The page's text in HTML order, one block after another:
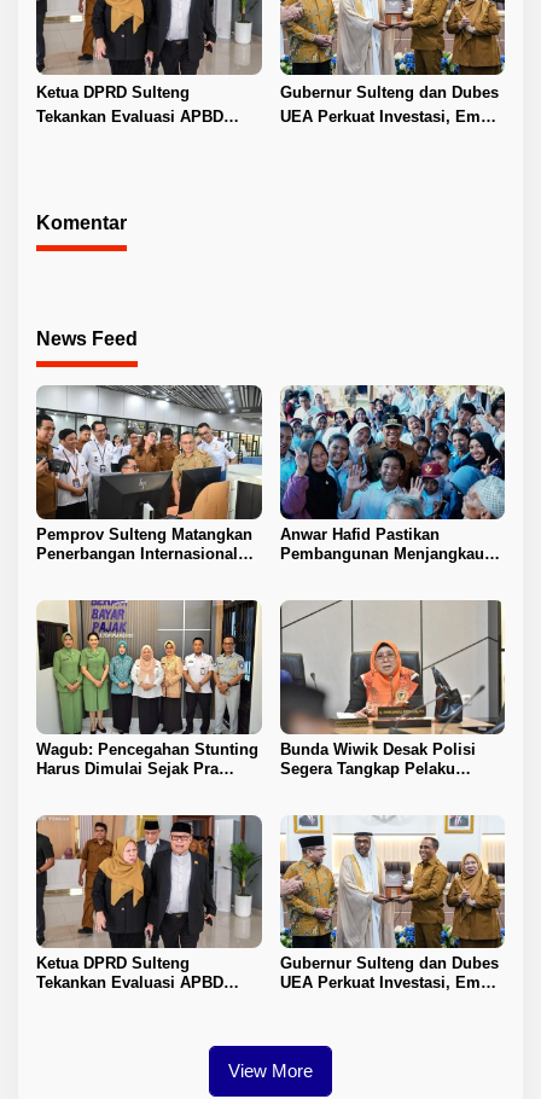
Ketua DPRD Sulteng
Tekankan Evaluasi APBD
Gubernur Sulteng dan Dubes
UEA Perkuat Investasi, Empat
Komentar
News Feed
Pemprov Sulteng Matangkan
Penerbangan Internasional
Anwar Hafid Pastikan
Pembangunan Menjangkau
Wagub: Pencegahan Stunting
Harus Dimulai Sejak Pra
Bunda Wiwik Desak Polisi
Segera Tangkap Pelaku
Ketua DPRD Sulteng
Tekankan Evaluasi APBD
Gubernur Sulteng dan Dubes
UEA Perkuat Investasi, Empat
View More